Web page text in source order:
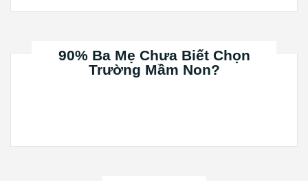
90% Ba Mẹ Chưa Biết Chọn
Trường Mầm Non?